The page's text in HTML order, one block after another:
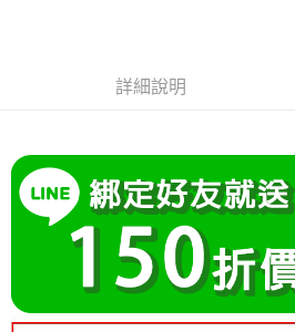
2.付款方式選擇「大哥付你分期」，訂單成
4.訂單成立30分鐘內，如未前往確認交易或
消。如遇「轉專審核」未通過狀況，表示未
法說明評估內容。
【繳款方式說明】
1.分期款項不併入電信帳單，「大哥付你分
2.透過簡訊連結打開帳單後，可選擇「超商
帳／街口支付／iPASS MONEY」等通路繳費
１．簡單：不需註冊會員、不需綁卡、不需儲
２．便利：只要手機號碼，簡訊認證，即可結
３．安心：先確認商品／服務後，再付款。
【「AFTEE先享後付」結帳流程】
１．於結帳方式選擇「AFTEE先享後付」後
結帳頁面，進行簡訊認證並確認金額後，即可
２．訂單成立數日內，您將收到繳費通知簡
相關說明
「Hami Point」為中華電信所提供之點數服務
會員帳號後，即可在購物車使用 Hami Point
ATM付款
運送方式
全家付款取貨
每筆NT$80，滿NT$699(含以上)免運費
詳細說明